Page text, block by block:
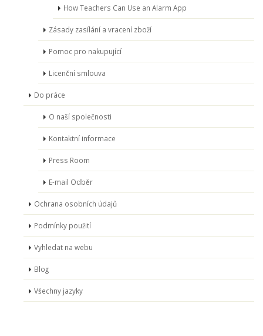
How Teachers Can Use an Alarm App
Zásady zasílání a vracení zboží
Pomoc pro nakupující
Licenční smlouva
Do práce
O naší společnosti
Kontaktní informace
Press Room
E-mail Odběr
Ochrana osobních údajů
Podmínky použití
Vyhledat na webu
Blog
Všechny jazyky